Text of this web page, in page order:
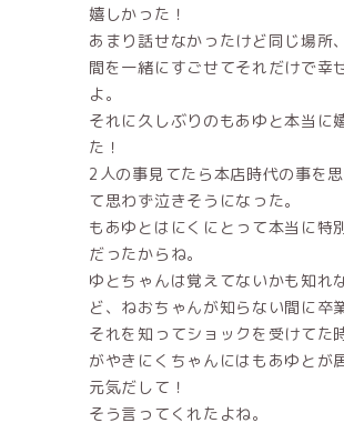
嬉しかった！
あまり話せなかったけど同じ場所
間を一緒にすごせてそれだけで幸
よ。
それに久しぶりのもあゆと本当に
た！
2人の事見てたら本店時代の事を
て思わず泣きそうになった。
もあゆとはにくにとって本当に特
だったからね。
ゆとちゃんは覚えてないかも知れ
ど、ねおちゃんが知らない間に卒
それを知ってショックを受けてた
がやきにくちゃんにはもあゆとが
元気だして！
そう言ってくれたよね。